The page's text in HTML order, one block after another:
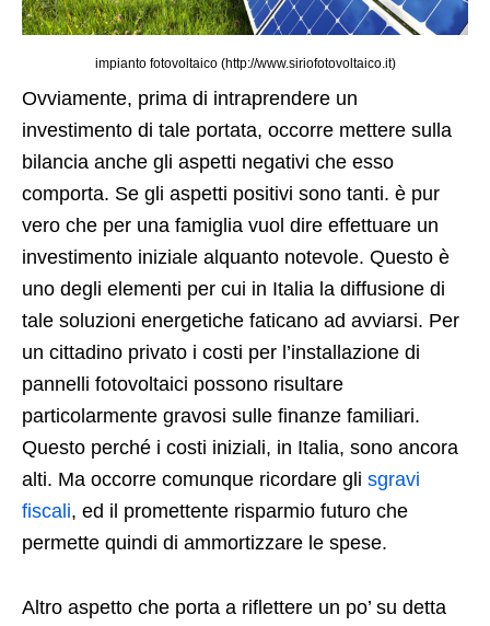
impianto fotovoltaico (http://www.siriofotovoltaico.it)
Ovviamente, prima di intraprendere un
investimento di tale portata, occorre mettere sulla
bilancia anche gli aspetti negativi che esso
comporta. Se gli aspetti positivi sono tanti. è pur
vero che per una famiglia vuol dire effettuare un
investimento iniziale alquanto notevole. Questo è
uno degli elementi per cui in Italia la diffusione di
tale soluzioni energetiche faticano ad avviarsi. Per
un cittadino privato i costi per l’installazione di
pannelli fotovoltaici possono risultare
particolarmente gravosi sulle finanze familiari.
Questo perché i costi iniziali, in Italia, sono ancora
alti. Ma occorre comunque ricordare gli sgravi
fiscali, ed il promettente risparmio futuro che
permette quindi di ammortizzare le spese.
Altro aspetto che porta a riflettere un po’ su detta